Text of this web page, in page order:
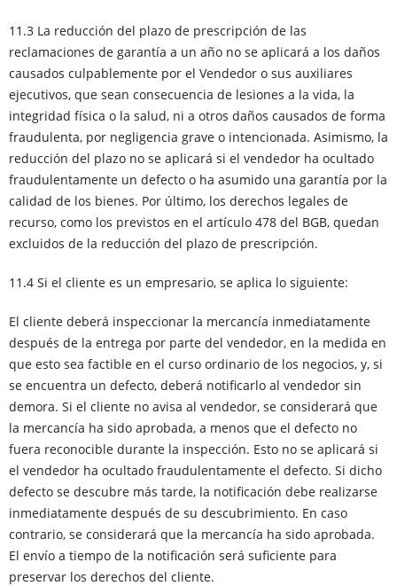
11.3 La reducción del plazo de prescripción de las
reclamaciones de garantía a un año no se aplicará a los daños
causados culpablemente por el Vendedor o sus auxiliares
ejecutivos, que sean consecuencia de lesiones a la vida, la
integridad física o la salud, ni a otros daños causados de forma
fraudulenta, por negligencia grave o intencionada. Asimismo, la
reducción del plazo no se aplicará si el vendedor ha ocultado
fraudulentamente un defecto o ha asumido una garantía por la
calidad de los bienes. Por último, los derechos legales de
recurso, como los previstos en el artículo 478 del BGB, quedan
excluidos de la reducción del plazo de prescripción.
11.4 Si el cliente es un empresario, se aplica lo siguiente:
El cliente deberá inspeccionar la mercancía inmediatamente
después de la entrega por parte del vendedor, en la medida en
que esto sea factible en el curso ordinario de los negocios, y, si
se encuentra un defecto, deberá notificarlo al vendedor sin
demora. Si el cliente no avisa al vendedor, se considerará que
la mercancía ha sido aprobada, a menos que el defecto no
fuera reconocible durante la inspección. Esto no se aplicará si
el vendedor ha ocultado fraudulentamente el defecto. Si dicho
defecto se descubre más tarde, la notificación debe realizarse
inmediatamente después de su descubrimiento. En caso
contrario, se considerará que la mercancía ha sido aprobada.
El envío a tiempo de la notificación será suficiente para
preservar los derechos del cliente.